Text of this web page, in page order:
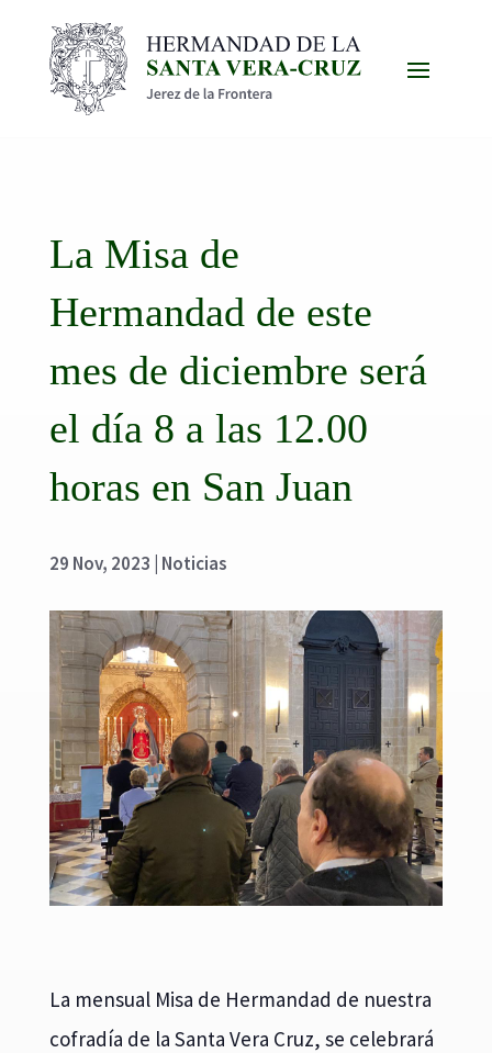
La Misa de
Hermandad de este
mes de diciembre será
el día 8 a las 12.00
horas en San Juan
29 Nov, 2023 Noticias
La mensual Misa de Hermandad de nuestra
cofradía de la Santa Vera Cruz, se celebrará